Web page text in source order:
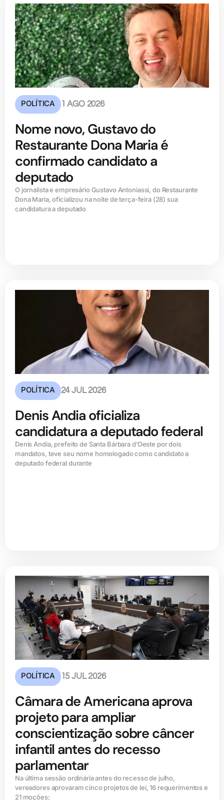
POLÍTICA 1 AGO 2026
Nome novo, Gustavo do
Restaurante Dona Maria é
confirmado candidato a
deputado
O jornalista e empresário Gustavo Antoniassi, do Restaurante
Dona Maria, oficializou na noite de terça-feira (28) sua
candidatura a deputado
POLÍTICA 24 JUL 2026
Denis Andia oficializa
candidatura a deputado federal
Denis Andia, prefeito de Santa Bárbara d’Oeste por dois
mandatos, teve seu nome homologado como candidato a
deputado federal durante
POLÍTICA 15 JUL 2026
Câmara de Americana aprova
projeto para ampliar
conscientização sobre câncer
infantil antes do recesso
parlamentar
Na última sessão ordinária antes do recesso de julho,
vereadores aprovaram cinco projetos de lei, 16 requerimentos e
21 moções;